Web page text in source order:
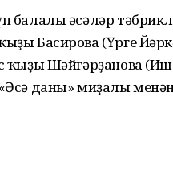
балалы әсәләр
Басирова (Үрге
ҡыҙы Шәйғәрҙанова
даны» миҙалы